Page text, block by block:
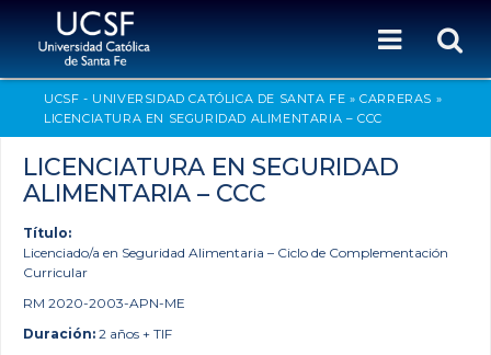
UCSF - UNIVERSIDAD CATÓLICA DE SANTA FE »CARRERAS »
LICENCIATURA EN SEGURIDAD ALIMENTARIA – CCC
LICENCIATURA EN SEGURIDAD
ALIMENTARIA – CCC
Título:
Licenciado/a en Seguridad Alimentaria – Ciclo de Complementación
Curricular
RM 2020-2003-APN-ME
Duración: 2 años + TIF